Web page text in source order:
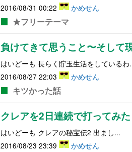
2016/08/31 00:22
かめせん
★フリーテーマ
負けてきて思うこと〜そして
はいどーも 長らく貯玉生活をしているわ
2016/08/27 22:03
かめせん
キツかった話
クレアを2日連続で打ってみ
はいどーも クレアの秘宝伝2 出まし...
2016/08/23 23:39
かめせん